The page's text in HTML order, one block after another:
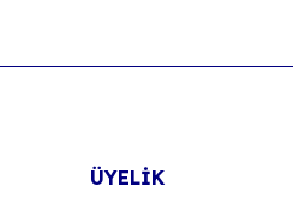
ÜYELİK